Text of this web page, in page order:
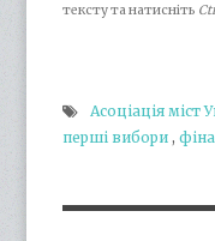
тексту та натисніть
Асоціація міст
перші вибори ,